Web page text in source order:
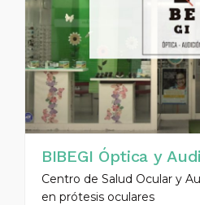
BIBEGI Óptica y
Centro de Salud Ocular y
en prótesis oculares